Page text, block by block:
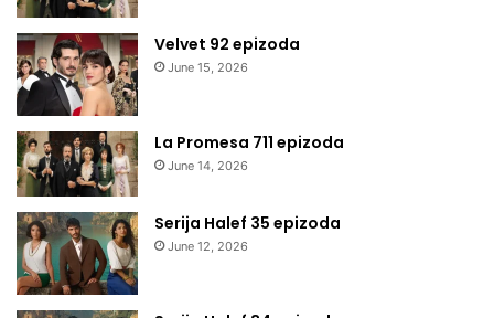
Velvet 92 epizoda
June 15, 2026
La Promesa 711 epizoda
June 14, 2026
Serija Halef 35 epizoda
June 12, 2026